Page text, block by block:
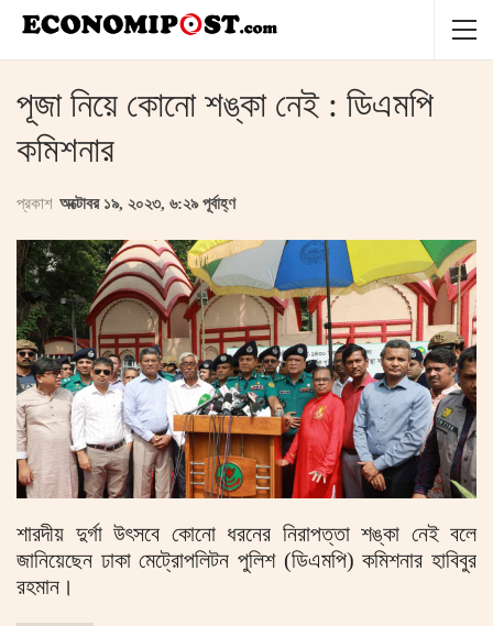
পূজা নিয়ে কোনো শঙ্কা নেই : ডিএমপি
কমিশনার
প্রকাশ অক্টোবর ১৯, ২০২৩, ৬:২৯ পূর্বাহ্ণ
শারদীয় দুর্গা উৎসবে কোনো ধরনের নিরাপত্তা শঙ্কা নেই বলে
জানিয়েছেন ঢাকা মেট্রোপলিটন পুলিশ (ডিএমপি) কমিশনার হাবিবুর
রহমান।